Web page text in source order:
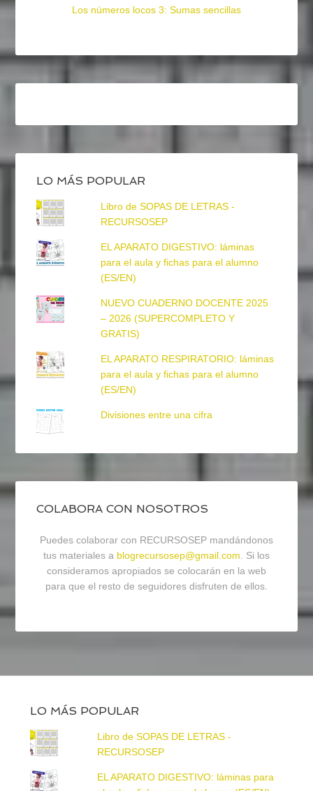
Los números locos 3: Sumas sencillas
LO MÁS POPULAR
Libro de SOPAS DE LETRAS -
RECURSOSEP
EL APARATO DIGESTIVO: láminas
para el aula y fichas para el alumno
(ES/EN)
NUEVO CUADERNO DOCENTE 2025
– 2026 (SUPERCOMPLETO Y
GRATIS)
EL APARATO RESPIRATORIO: láminas
para el aula y fichas para el alumno
(ES/EN)
Divisiones entre una cifra
COLABORA CON NOSOTROS
Puedes colaborar con RECURSOSEP mandándonos
tus materiales a blogrecursosep@gmail.com. Si los
consideramos apropiados se colocarán en la web
para que el resto de seguidores disfruten de ellos.
LO MÁS POPULAR
Libro de SOPAS DE LETRAS -
RECURSOSEP
EL APARATO DIGESTIVO: láminas para